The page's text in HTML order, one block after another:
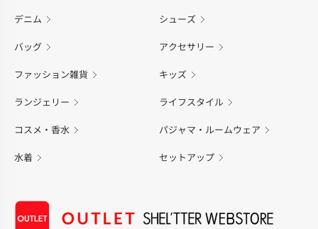
デニム シューズ
バッグ アクセサリー
ファッション雑貨 キッズ
ランジェリー ライフスタイル
コスメ・香水 パジャマ・ルームウェア
水着 セットアップ